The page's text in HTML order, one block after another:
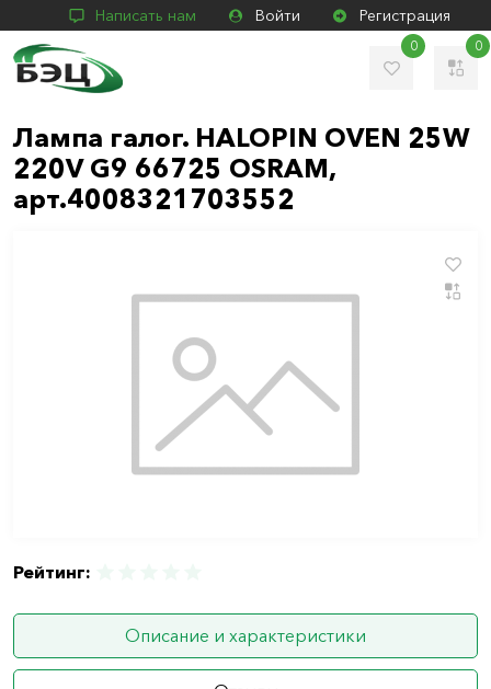
Написать нам Войти Регистрация
0 0
Лампа галог. HALOPIN OVEN 25W
220V G9 66725 OSRAM,
арт.4008321703552
Рейтинг:
Описание и характеристики